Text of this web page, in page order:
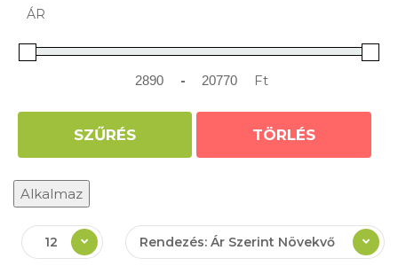
ÁR
- Ft
SZŰRÉS TÖRLÉS
Alkalmaz
Rendezés: Ár Szerint Növekvő
12